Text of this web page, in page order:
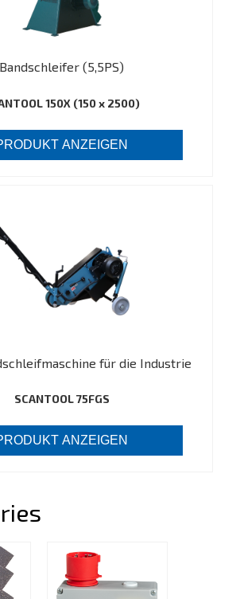
Bandschleifer (5,5PS)
150X (150 x 2500)
ANZEIGEN
für die Industrie
SCANTOOL 75FGS
ANZEIGEN